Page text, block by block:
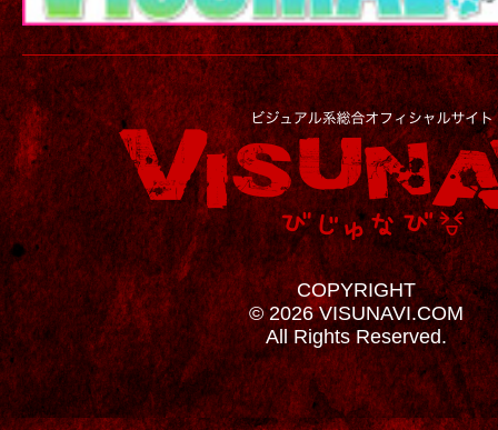
COPYRIGHT
© 2026 VISUNAVI.COM
All Rights Reserved.